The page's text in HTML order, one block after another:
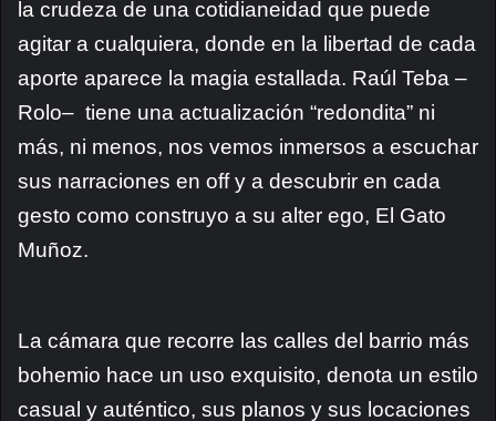
la crudeza de una cotidianeidad que puede
agitar a cualquiera, donde en la libertad de cada
aporte aparece la magia estallada. Raúl Teba –
Rolo– tiene una actualización “redondita” ni
más, ni menos, nos vemos inmersos a escuchar
sus narraciones en off y a descubrir en cada
gesto como construyo a su alter ego, El Gato
Muñoz.
La cámara que recorre las calles del barrio más
bohemio hace un uso exquisito, denota un estilo
casual y auténtico, sus planos y sus locaciones